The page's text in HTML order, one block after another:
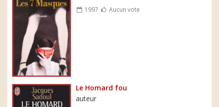
1997 Aucun vote
Le Homard fou
auteur